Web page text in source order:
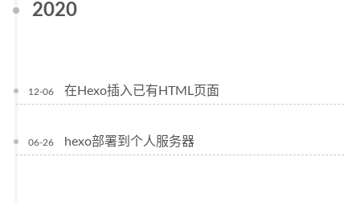
2020
12-06 在Hexo插入已有HTML页面
06-26 hexo部署到个人服务器